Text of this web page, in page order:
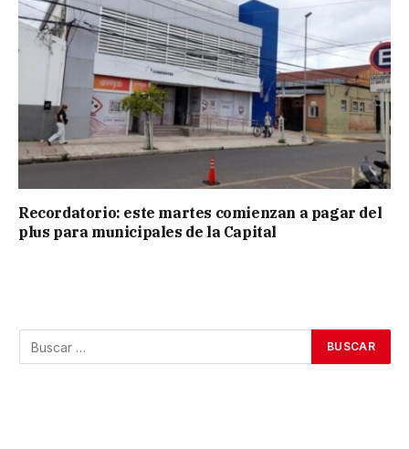
Recordatorio: este martes comienzan a pagar del
plus para municipales de la Capital